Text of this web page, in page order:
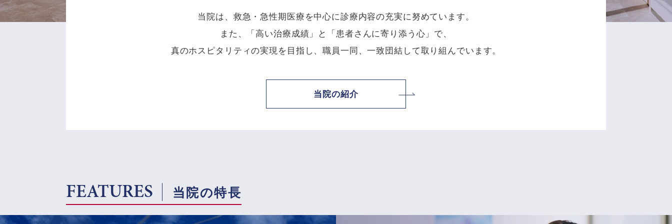
当院は、救急・急性期医療を中心に診療内容の充実に努めています。
また、「高い治療成績」と「患者さんに寄り添う心」で、
真のホスピタリティの実現を目指し、職員一同、一致団結して取り組んでいます。
当院の紹介
FEATURES 当院の特長